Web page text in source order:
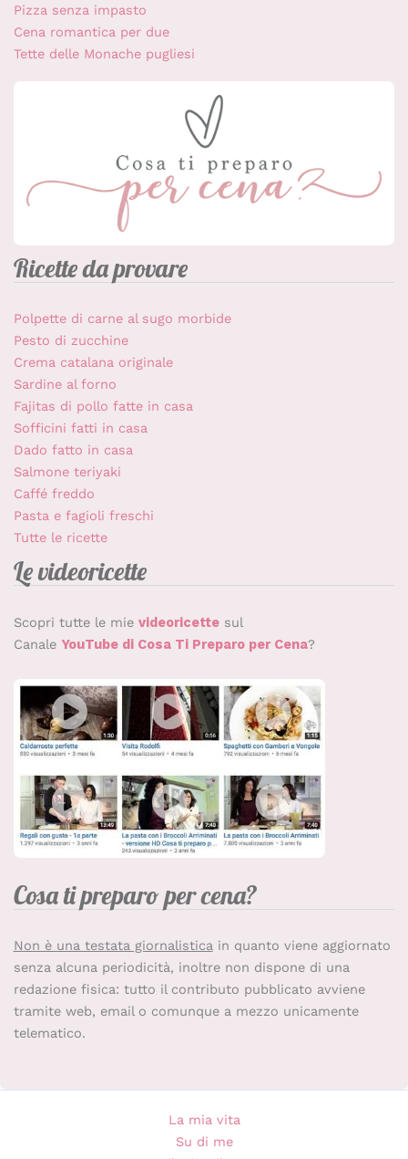
Pizza senza impasto
Cena romantica per due
Tette delle Monache pugliesi
Ricette da provare
Polpette di carne al sugo morbide
Pesto di zucchine
Crema catalana originale
Sardine al forno
Fajitas di pollo fatte in casa
Sofficini fatti in casa
Dado fatto in casa
Salmone teriyaki
Caffé freddo
Pasta e fagioli freschi
Tutte le ricette
Le videoricette
Scopri tutte le mie videoricettesul
Canale YouTube di Cosa Ti Preparo per Cena?
Cosa ti preparo per cena?
Non è una testata giornalisticain quanto viene aggiornato
senza alcuna periodicità, inoltre non dispone di una
redazione fisica: tutto il contributo pubblicato avviene
tramite web, email o comunque a mezzo unicamente
telematico.
La mia vita
Su di me